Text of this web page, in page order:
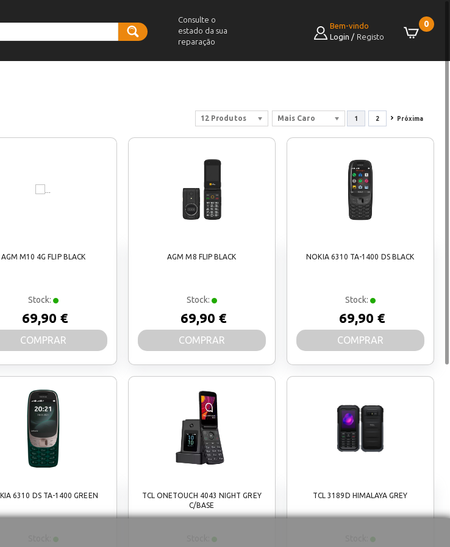
Consulte o
estado da sua
reparação
0
Bem-vindo
Login / Registo
1 2 Próxima
Mais Caro
12 Produtos
AGM M10 4G FLIP BLACK
Stock:
69,90 €
COMPRAR
AGM M8 FLIP BLACK
Stock:
69,90 €
COMPRAR
NOKIA 6310 TA-1400 DS BLACK
Stock:
69,90 €
COMPRAR
6310 DS TA-1400 GREEN
Stock:
TCL ONETOUCH 4043 NIGHT GREY
C/BASE
TCL 3189D HIMALAYA GREY